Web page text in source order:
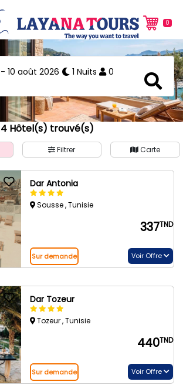
0
10 août 2026 1 Nuits
0
4 Hôtel(s) trouvé(s)
Filtrer Carte
Dar Antonia
Sousse , Tunisie
337TND
Sur demande Voir Offre
Dar Tozeur
Tozeur , Tunisie
440TND
Sur demande Voir Offre